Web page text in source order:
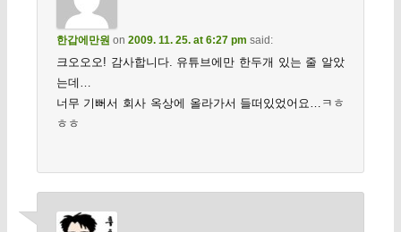
한갑에만원 on 2009. 11. 25. at 6:27 pm said:
크오오오! 감사합니다. 유튜브에만 한두개 있는 줄 알았
는데…
너무 기뻐서 회사 옥상에 올라가서 들떠있었어요…ㅋㅎ
ㅎㅎ